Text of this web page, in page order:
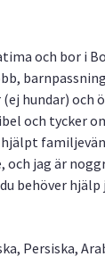
och bor i
hundar) och
och tycker
och jag är
behöver
Persiska,